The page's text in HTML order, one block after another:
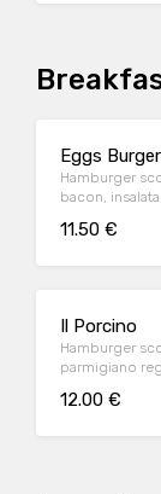
Eggs Burger
Hamburger
bacon, insalata
11.50 €
Il Porcino
Hamburger
parmigiano
12.00 €